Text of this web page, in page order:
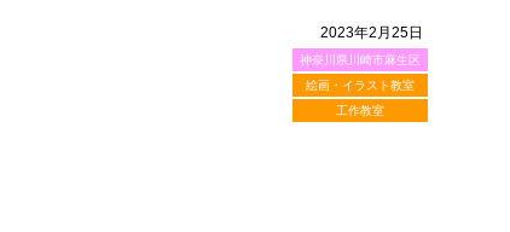
2023年2月25日
神奈川県川崎市麻生区
絵画・イラスト教室
工作教室